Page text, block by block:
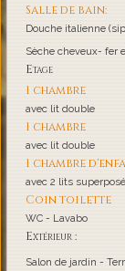
Salle de bain:
Douche italienne
Sèche cheveux- fer
Etage
1 chambre
avec lit double
1 chambre
avec lit double
1 chambre
avec 2 lits
Coin toilette
WC - Lavabo
Extérieur :
Salon de jardin -